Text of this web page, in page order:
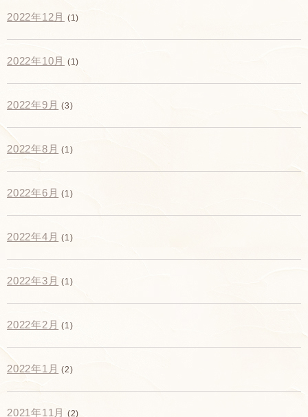
2022年12月 (1)
2022年10月 (1)
2022年9月 (3)
2022年8月 (1)
2022年6月 (1)
2022年4月 (1)
2022年3月 (1)
2022年2月 (1)
2022年1月 (2)
2021年11月 (2)